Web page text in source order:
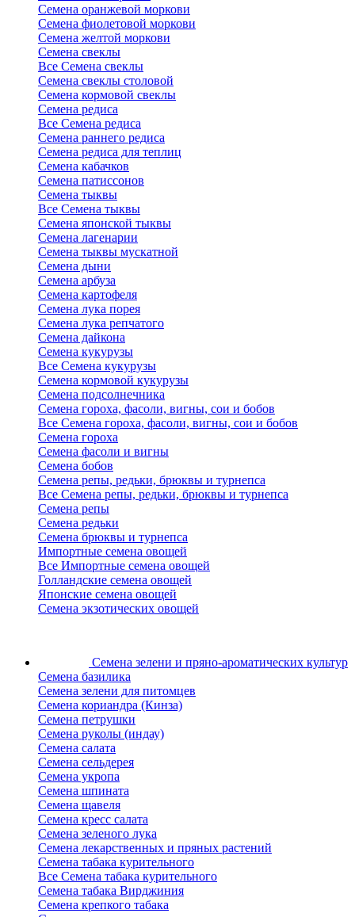
Семена оранжевой моркови
Семена фиолетовой моркови
Семена желтой моркови
Семена свеклы
Все Семена свеклы
Семена свеклы столовой
Семена кормовой свеклы
Семена редиса
Все Семена редиса
Семена раннего редиса
Семена редиса для теплиц
Семена кабачков
Семена патиссонов
Семена тыквы
Все Семена тыквы
Семена японской тыквы
Семена лагенарии
Семена тыквы мускатной
Семена дыни
Семена арбуза
Семена картофеля
Семена лука порея
Семена лука репчатого
Семена дайкона
Семена кукурузы
Все Семена кукурузы
Семена кормовой кукурузы
Семена подсолнечника
Семена гороха, фасоли, вигны, сои и бобов
Все Семена гороха, фасоли, вигны, сои и бобов
Семена гороха
Семена фасоли и вигны
Семена бобов
Семена репы, редьки, брюквы и турнепса
Все Семена репы, редьки, брюквы и турнепса
Семена репы
Семена редьки
Семена брюквы и турнепса
Импортные семена овощей
Все Импортные семена овощей
Голландские семена овощей
Японские семена овощей
Семена экзотических овощей
Семена зелени и пряно-ароматических культур
Семена базилика
Семена зелени для питомцев
Семена кориандра (Кинза)
Семена петрушки
Семена руколы (индау)
Семена салата
Семена сельдерея
Семена укропа
Семена шпината
Семена щавеля
Семена кресс салата
Семена зеленого лука
Семена лекарственных и пряных растений
Семена табака курительного
Все Семена табака курительного
Семена табака Вирджиния
Семена крепкого табака